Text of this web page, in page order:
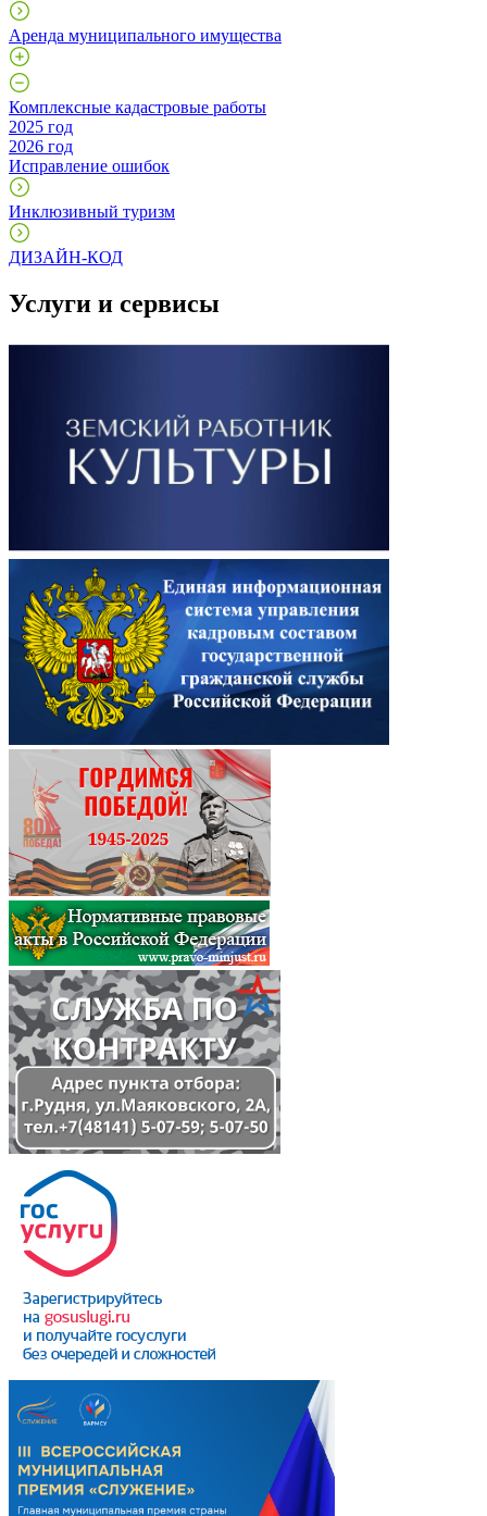
Аренда муниципального имущества
Комплексные кадастровые работы
2025 год
2026 год
Исправление ошибок
Инклюзивный туризм
ДИЗАЙН-КОД
Услуги и сервисы